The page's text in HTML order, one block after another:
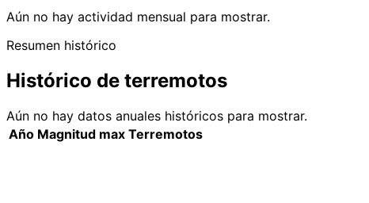
Aún no hay actividad mensual para mostrar.
Resumen histórico
Histórico de terremotos
Aún no hay datos anuales históricos para mostrar.
Año Magnitud max Terremotos